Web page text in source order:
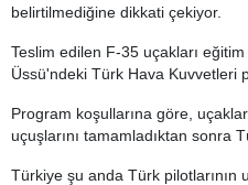
belirtilmediğine dikkati çekiyor.
Teslim edilen F-35 uçakları
Üssü'ndeki Türk Hava Kuvvetleri
Program koşullarına göre,
uçuşlarını tamamladıktan sonra
Türkiye şu anda Türk pilotlarının